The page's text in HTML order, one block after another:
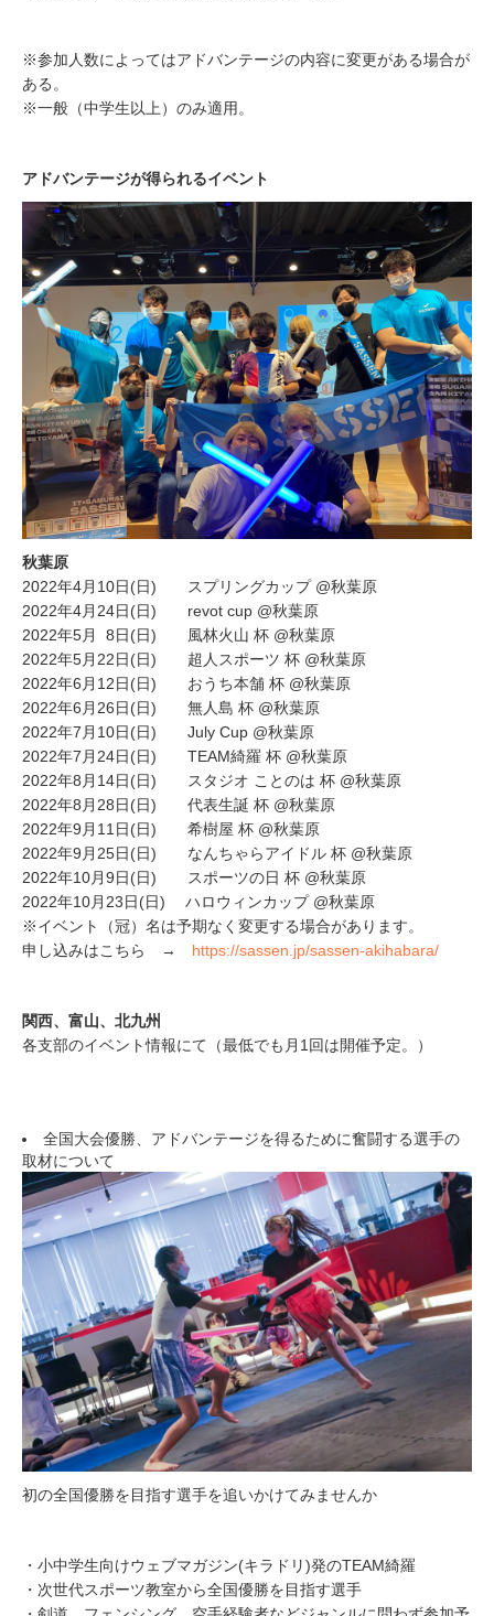
※参加人数によってはアドバンテージの内容に変更がある場合が
ある。
※一般（中学生以上）のみ適用。
アドバンテージが得られるイベント
秋葉原
2022年4月10日(日) スプリングカップ @秋葉原
2022年4月24日(日) revot cup @秋葉原
2022年5月 8日(日) 風林火山 杯 @秋葉原
2022年5月22日(日) 超人スポーツ 杯 @秋葉原
2022年6月12日(日) おうち本舗 杯 @秋葉原
2022年6月26日(日) 無人島 杯 @秋葉原
2022年7月10日(日) July Cup @秋葉原
2022年7月24日(日) TEAM綺羅 杯 @秋葉原
2022年8月14日(日) スタジオ ことのは 杯 @秋葉原
2022年8月28日(日) 代表生誕 杯 @秋葉原
2022年9月11日(日) 希樹屋 杯 @秋葉原
2022年9月25日(日) なんちゃらアイドル 杯 @秋葉原
2022年10月9日(日) スポーツの日 杯 @秋葉原
2022年10月23日(日) ハロウィンカップ @秋葉原
※イベント（冠）名は予期なく変更する場合があります。
申し込みはこちら → https://sassen.jp/sassen-akihabara/
関西、富山、北九州
各支部のイベント情報にて（最低でも月1回は開催予定。）
全国大会優勝、アドバンテージを得るために奮闘する選手の
取材について
初の全国優勝を目指す選手を追いかけてみませんか
・小中学生向けウェブマガジン(キラドリ)発のTEAM綺羅
・次世代スポーツ教室から全国優勝を目指す選手